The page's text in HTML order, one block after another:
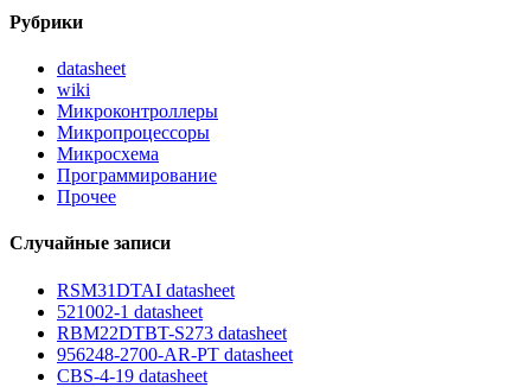
Рубрики
datasheet
wiki
Микроконтроллеры
Микропроцессоры
Микросхема
Программирование
Прочее
Случайные записи
RSM31DTAI datasheet
521002-1 datasheet
RBM22DTBT-S273 datasheet
956248-2700-AR-PT datasheet
CBS-4-19 datasheet